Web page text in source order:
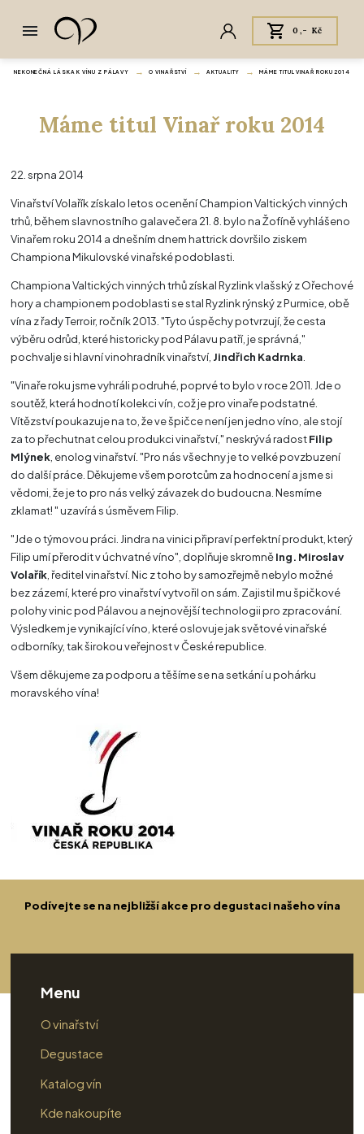
0,- Kč
NEKONEČNÁ LÁSKA K VÍNU Z PÁLAVY O VINAŘSTVÍ AKTUALITY MÁME TITUL VINAŘ ROKU 2014
Máme titul Vinař roku 2014
22. srpna 2014
Vinařství Volařík získalo letos ocenění Champion Valtických vinných
trhů, během slavnostního galavečera 21. 8. bylo na Žofíně vyhlášeno
Vinařem roku 2014 a dnešním dnem hattrick dovršilo ziskem
Championa Mikulovské vinařské podoblasti.
Championa Valtických vinných trhů získal Ryzlink vlašský z Ořechové
hory a championem podoblasti se stal Ryzlink rýnský z Purmice, obě
vína z řady Terroir, ročník 2013. "Tyto úspěchy potvrzují, že cesta
výběru odrůd, které historicky pod Pálavu patří, je správná,"
pochvalje si hlavní vinohradník vinařství, Jindřich Kadrnka
"Vinaře roku jsme vyhráli podruhé, poprvé to bylo v roce 2011. Jde o
soutěž, která hodnotí kolekci vín, což je pro vinaře podstatné.
Vítězství poukazuje na to, že ve špičce není jen jedno víno, ale stojí
za to přechutnat celou produkci vinařství," neskrývá radostFilip
Mlýnek , enolog vinařství. "Pro nás všechny je to velké povzbuzení
do další práce. Děkujeme všem porotcům za hodnocení a jsme si
vědomi, že je to pro nás velký závazek do budoucna. Nesmíme
zklamat! " uzavírá s úsměvem Filip.
"Jde o týmovou práci. Jindra na vinici připraví perfektní produkt, který
Filip umí přerodit v úchvatné víno", doplňuje skromněIng. Miroslav
Volařík , ředitel vinařství. Nic z toho by samozřejmě nebylo možné
bez zázemí, které pro vinařství vytvořil on sám. Zajistil mu špičkové
polohy vinic pod Pálavou a nejnovější technologii pro zpracování.
Výsledkem je vynikající víno, které oslovuje jak světové vinařské
odborníky, tak širokou veřejnost v České republice.
Všem děkujeme za podporu a těšíme se na setkání u pohárku
moravského vína!
Podívejte se na nejbližší akce pro degustaci našeho vína
Menu
O vinařství
Degustace
Katalog vín
Kde nakoupíte